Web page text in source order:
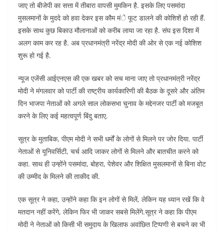
जाए तो बीजेपी का सत्ता में तीबारा वापसी मुमकिन है. इसके लिए पसमांदा
मुसलमानों के मुददे को हवा देकर इस कौम मंे फूट डालने की कोशिशें हो रही हैं.
इसके साथ कुछ बिकाउ मौलानाओं को करीब लाया जा रहा है. संघ इस दिशा में
अलग काम कर रह है. अब प्रधानमंत्री नरेंद्र मोदी की ओर से एक नई कोशिश
शुरू हो गई है.
न्यूज एजेंसी आईएनएस की एक खबर को सच माना जाए तो प्रधानमंत्री नरेंद्र
मोदी ने मंगलवार को पार्टी की राष्ट्रीय कार्यकारिणी की बैठक के दूसरे और अंतिम
दिन भाजपा नेताओं को अगले साल लोकसभा चुनाव के मद्देनजर पार्टी को मजबूत
करने के लिए कई महत्वपूर्ण बिंदु बताए.
सूत्र के मुताबिक, पीएम मोदी ने सभी धर्मों के लोगों से मिलने पर जोर दिया. पार्टी
नेताओं से यूनिवर्सिटी, चर्च आदि जाकर लोगों से मिलने और बातचीत करने को
कहा. साथ ही उन्होंने पसमांदा, बोहरा, पेशेवर और शिक्षित मुसलमानों से बिना वोट
की उम्मीद के मिलने की ताकीद की.
एक सूत्र ने कहा, उन्होंने कहा कि इन लोगों से मिलें, लेकिन यह ध्यान रखें कि वे
मतदान नहीं करेंगे, लेकिन फिर भी जाकर सबसे मिलेंगे.सूत्र ने कहा कि पीएम
मोदी ने नेताओं को किसी भी समुदाय के खिलाफ अवांछित टिप्पणी से बचने का भी